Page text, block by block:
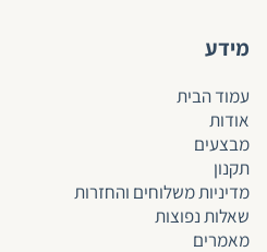
מידע
עמוד הבית
אודות
מבצעים
תקנון
מדיניות משלוחים והחזרות
שאלות נפוצות
מאמרים